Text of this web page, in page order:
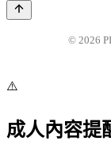
© 2026
⚠️
成人內容提